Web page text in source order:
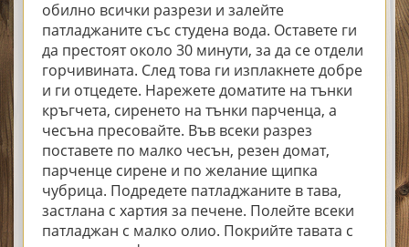
обилно всички разрези и залейте
патладжаните със студена вода. Оставете ги
да престоят около 30 минути, за да се отдели
горчивината. След това ги изплакнете добре
и ги отцедете. Нарежете доматите на тънки
кръгчета, сиренето на тънки парченца, а
чесъна пресовайте. Във всеки разрез
поставете по малко чесън, резен домат,
парченце сирене и по желание щипка
чубрица. Подредете патладжаните в тава,
застлана с хартия за печене. Полейте всеки
патладжан с малко олио. Покрийте тавата с